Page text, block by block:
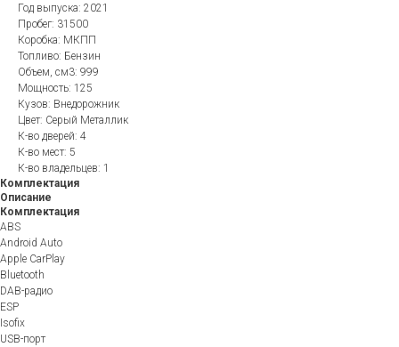
Год выпуска: 2021
Пробег: 31500
Коробка: МКПП
Топливо: Бензин
Объем, см3: 999
Мощность: 125
Кузов: Внедорожник
Цвет: Серый Металлик
К-во дверей: 4
К-во мест: 5
К-во владельцев: 1
Комплектация
Описание
Комплектация
ABS
Android Auto
Apple CarPlay
Bluetooth
DAB-радио
ESP
Isofix
USB-порт